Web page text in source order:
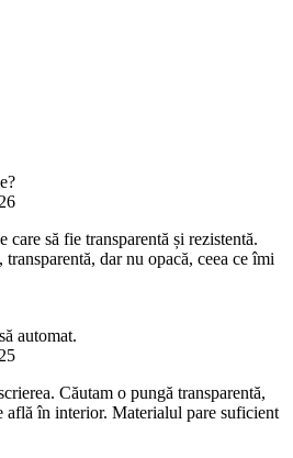
care să fie transparentă și rezistentă.
transparentă, dar nu opacă, ceea ce îmi
automat.
Căutam o pungă transparentă,
află în interior. Materialul pare suficient